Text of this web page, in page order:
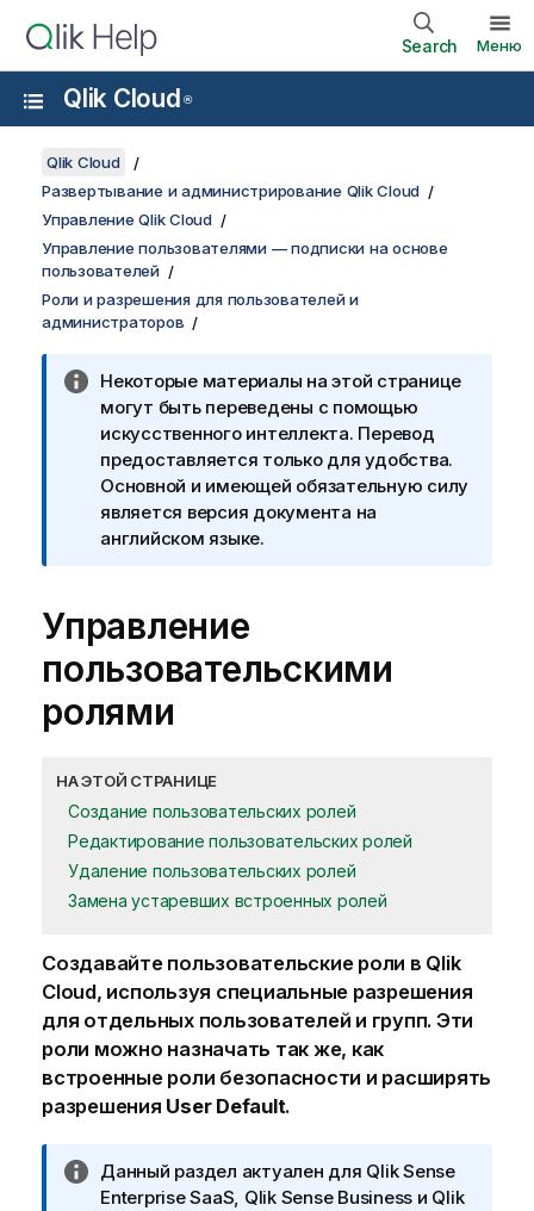
Search Меню
Qlik Cloud ®
Qlik Cloud
Развертывание и администрирование Qlik Cloud
Управление Qlik Cloud
Управление пользователями — подписки на основе
пользователей
Роли и разрешения для пользователей и
администраторов
Некоторые материалы на этой странице
могут быть переведены с помощью
искусственного интеллекта. Перевод
предоставляется только для удобства.
Основной и имеющей обязательную силу
является версия документа на
английском языке.
Управление
пользовательскими
ролями
НА ЭТОЙ СТРАНИЦЕ
Создание пользовательских ролей
Редактирование пользовательских ролей
Удаление пользовательских ролей
Замена устаревших встроенных ролей
Создавайте пользовательские роли в Qlik
Cloud, используя специальные разрешения
для отдельных пользователей и групп. Эти
роли можно назначать так же, как
встроенные роли безопасности и расширять
разрешения User Default.
П
р
Данный раздел актуален для Qlik Sense
Enterprise SaaS, Qlik Sense Business и Qlik